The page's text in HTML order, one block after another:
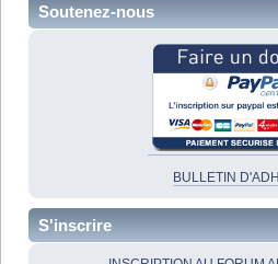
Soutenez-nous
BULLETIN
S'inscrire